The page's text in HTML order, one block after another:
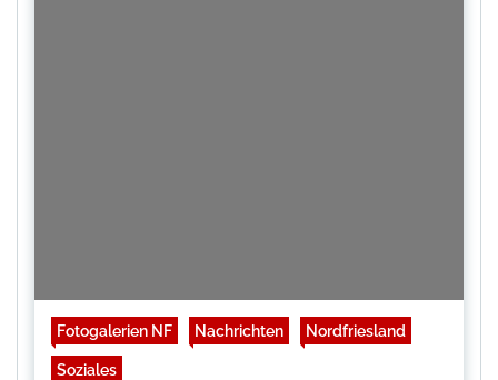
Fotogalerien NF Nachrichten Nordfriesland
Soziales